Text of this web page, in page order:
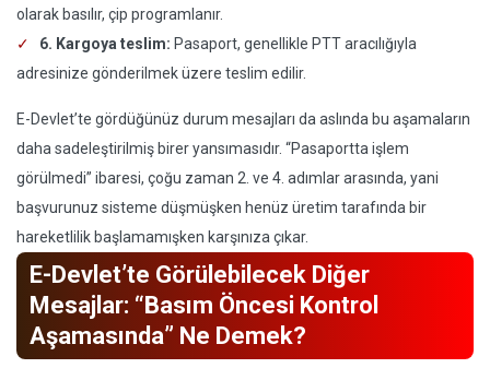
olarak basılır, çip programlanır.
6. Kargoya teslim: Pasaport, genellikle PTT aracılığıyla
adresinize gönderilmek üzere teslim edilir.
E-Devlet’te gördüğünüz durum mesajları da aslında bu aşamaların
daha sadeleştirilmiş birer yansımasıdır. “Pasaportta işlem
görülmedi” ibaresi, çoğu zaman 2. ve 4. adımlar arasında, yani
başvurunuz sisteme düşmüşken henüz üretim tarafında bir
hareketlilik başlamamışken karşınıza çıkar.
E-Devlet’te Görülebilecek Diğer
Mesajlar: “Basım Öncesi Kontrol
Aşamasında” Ne Demek?